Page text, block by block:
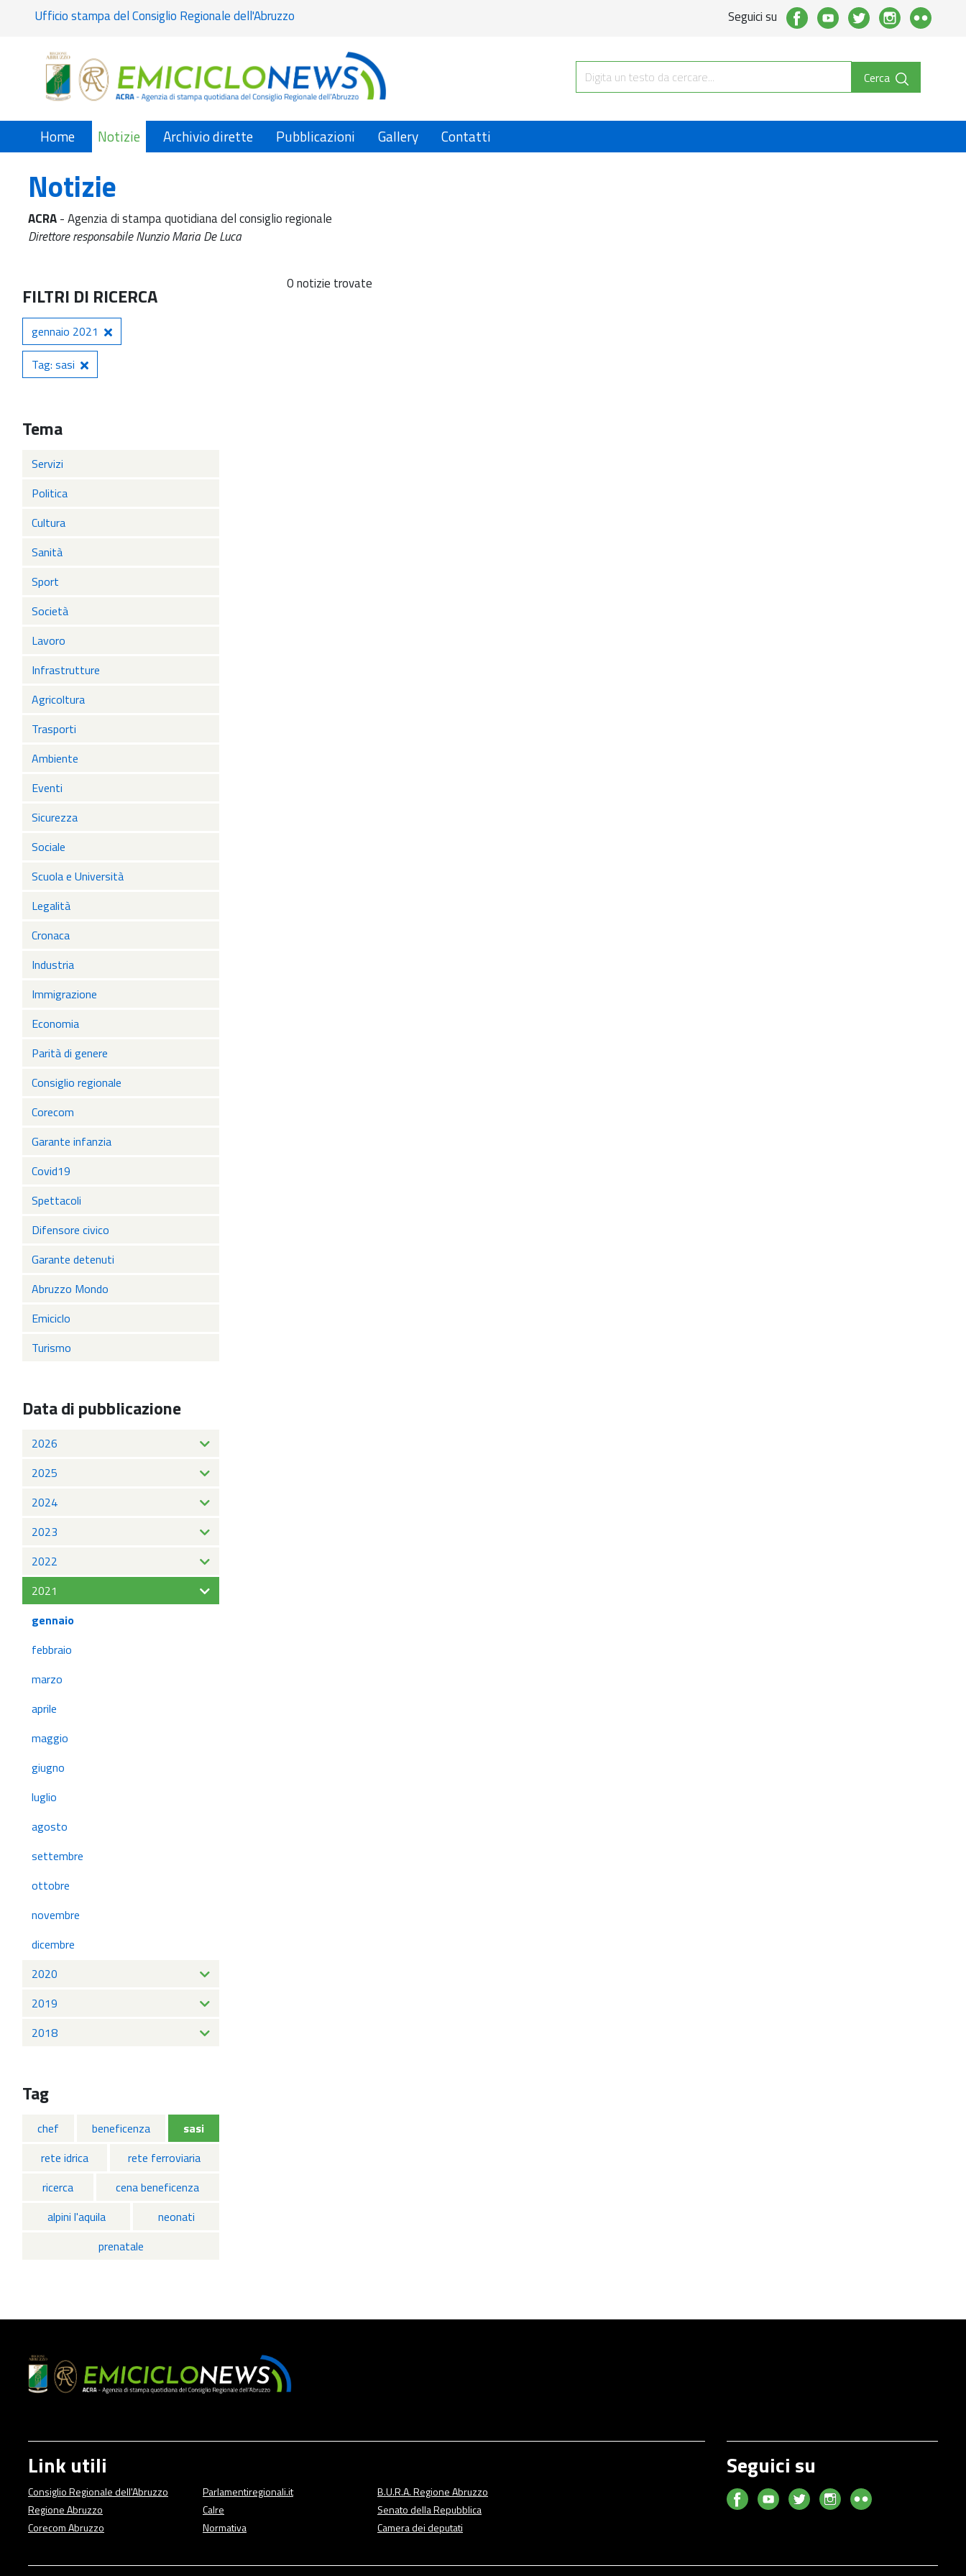
Ufficio stampa del Consiglio Regionale dell'Abruzzo Seguici su
Cerca
Home Notizie Archivio dirette Pubblicazioni Gallery Contatti
Notizie
ACRA- Agenzia di stampa quotidiana del consiglio regionale
Direttore responsabile Nunzio Maria De Luca
FILTRI DI RICERCA
gennaio 2021
Tag: sasi
Tema
Servizi
Politica
Cultura
Sanità
Sport
Società
Lavoro
Infrastrutture
Agricoltura
Trasporti
Ambiente
Eventi
Sicurezza
Sociale
Scuola e Università
Legalità
Cronaca
Industria
Immigrazione
Economia
Parità di genere
Consiglio regionale
Corecom
Garante infanzia
Covid19
Spettacoli
Difensore civico
Garante detenuti
Abruzzo Mondo
Emiciclo
Turismo
Data di pubblicazione
2026
2025
2024
2023
2022
2021
gennaio
febbraio
marzo
aprile
maggio
giugno
luglio
agosto
settembre
ottobre
novembre
dicembre
2020
2019
2018
Tag
chef beneficenza
sasi
rete idrica
rete ferroviaria
ricerca
cena beneficenza
alpini l'aquila
neonati
prenatale
0 notizie trovate
Link utili
Consiglio Regionale dell'Abruzzo
Regione Abruzzo
Corecom Abruzzo
Parlamentiregionali.it
Calre
Normativa
B.U.R.A. Regione Abruzzo
Senato della Repubblica
Camera dei deputati
Seguici su